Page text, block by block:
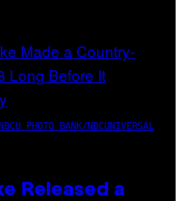
PHOTO BANK/NBCUNIVERSAL
Released a